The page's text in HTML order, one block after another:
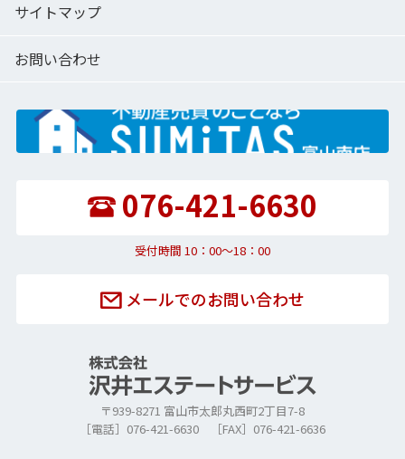
サイトマップ
お問い合わせ
076-421-6630
受付時間 10：00〜18：00
メールでのお問い合わせ
〒939-8271 富山市太郎丸西町2丁目7-8
［電話］076-421-6630 ［FAX］076-421-6636